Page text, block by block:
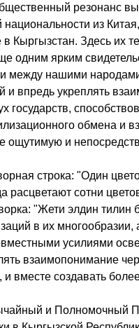
резонанс
национальности из
Кыргызстан. Здесь их
одним ярким
между нашими
и впредь укреплять
государств,
обмена и
ощутимую и
строка: "Один
расцветают сотни
"Жети элдин тилин
в их многообразии,
усилиями
взаимопонимание
и вместе создавать
и Полномочный